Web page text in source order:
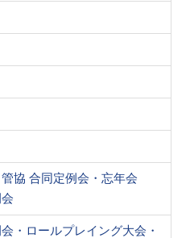
協 合同定例会・忘年会
・ロールプレイング大会・